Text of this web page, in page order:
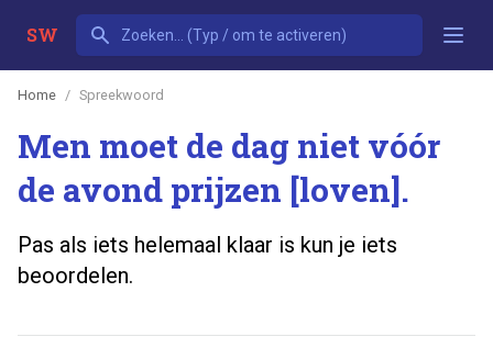
SW
Home Spreekwoord
Men moet de dag niet vóór
de avond prijzen [loven].
Pas als iets helemaal klaar is kun je iets
beoordelen.